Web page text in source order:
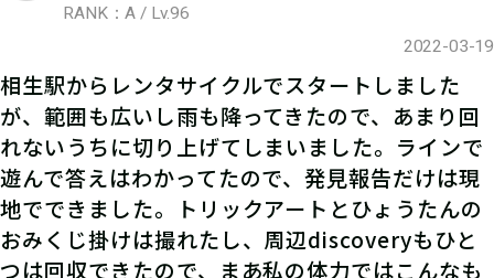
RANK：A / Lv.96
2022-03-19
相生駅からレンタサイクルでスタートしました
が、範囲も広いし雨も降ってきたので、あまり回
れないうちに切り上げてしまいました。ラインで
遊んで答えはわかってたので、発見報告だけは現
地でできました。トリックアートとひょうたんの
おみくじ掛けは撮れたし、周辺discoveryもひと
つは回収できたので、まあ私の体力ではこんなも